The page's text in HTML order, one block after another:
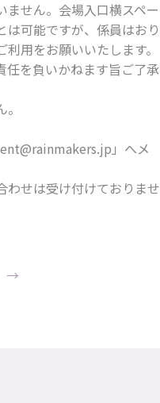
ません。会場入口横スペー
は可能ですが、係員はおり
用をお願いいたします。
任を負いかねます旨ご了承
」へメ
せは受け付けておりませ